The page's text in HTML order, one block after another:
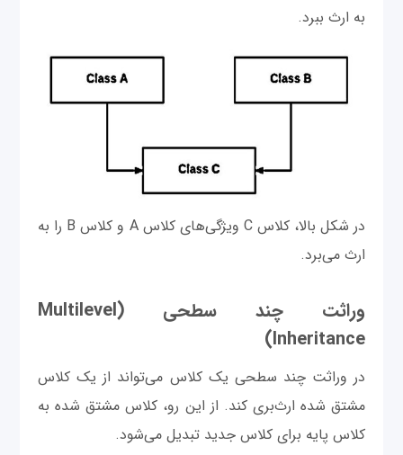
به ارث ببرد.
در شکل بالا، کلاس C ویژگی‌های کلاس A و کلاس B را به
ارث می‌برد.
وراثت چند سطحی (Multilevel
Inheritance)
در وراثت چند سطحی یک کلاس می‌تواند از یک کلاس
مشتق شده ارث‌بری کند. از این رو، کلاس مشتق شده به
کلاس پایه برای کلاس جدید تبدیل می‌شود.